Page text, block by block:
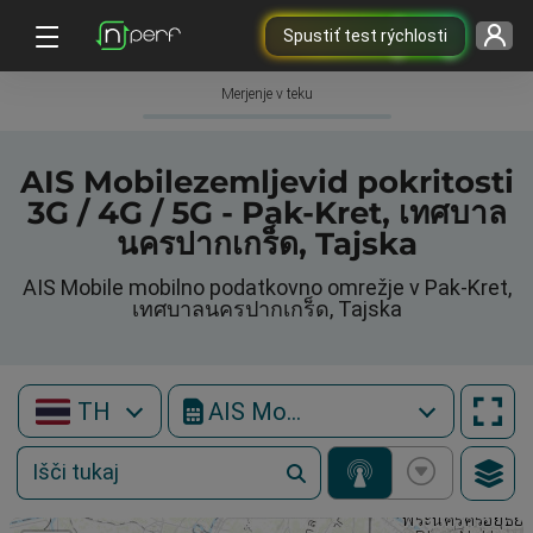
Spustiť test rýchlosti
Merjenje v teku
AIS Mobilezemljevid pokritosti
3G / 4G / 5G - Pak-Kret, เทศบาล
นครปากเกร็ด, Tajska
AIS Mobile mobilno podatkovno omrežje v Pak-Kret,
เทศบาลนครปากเกร็ด, Tajska
TH AIS Mobile